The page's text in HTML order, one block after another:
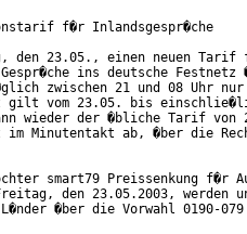
f�r Inlandsgespr�che
den 23.05., einen neuen Tarif
ins deutsche Festnetz
zwischen 21 und 08 Uhr
gilt vom 23.05. bis
wieder der �bliche Tarif von
Minutentakt ab, �ber die
smart79 Preissenkung f�r
den 23.05.2003, werden
�ber die Vorwahl 0190-